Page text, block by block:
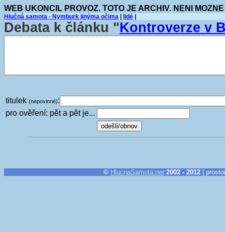
WEB UKONCIL PROVOZ. TOTO JE ARCHIV. NENI
Hlučná samota - Nymburk jinýma očima lidé
Debata k článku "Kontroverze v
titulek (nepovinné):
pro ověření: pět a pět je...
© HlucnaSamota.net 2002 - 2012 |